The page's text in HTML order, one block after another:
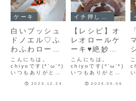
ケーキ
白いブッシュ
ドノエル♡ふ
わふわロール
ケーキ生地に
たっぷり生ク
リーム🎄クリ
スマスケーキ
こんにちは。
chiyoです(*'ω'*)
いつもありがとう
なブッシュドノエ
2023.12.24
【レシピ】オ
レオロールケ
ーキ♥絶妙な
甘さと食感の
バランスが最
高♥オレオク
リームのロー
こんにちは。
chiyoです(*'ω'*)
いつもありがとう
フォンケーキを作
2024.05.06